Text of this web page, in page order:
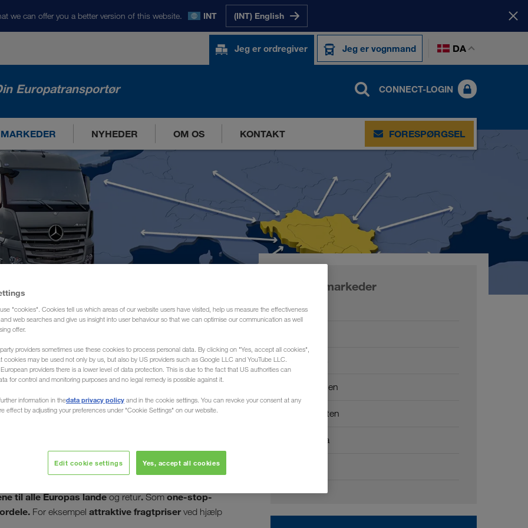
we can offer you a better version of this website. INT (INT) English
Jeg er ordregiver Jeg er vognmand DA
Europatransportør CONNECT-LOGIN
NYHEDER OM OS KONTAKT FORESPØRGSEL
(Spedition)
til
Bosnien-Hercegovina, Kosovo, Montenegro,
din Europatransportør, organiserer
til alle Europas landeog retur.Somone-stop-
For eksempel attraktive fragtpriser ved hjælp
Vores markeder
Europa
Centralasien
Mellemøsten
Nordafrika
"cookies". Cookies tell us which areas of our website users have visited, help us measure the effectiveness
web searches and give us insight into user behaviour so that we can optimise our communication as well
offer.
providers sometimes use these cookies to process personal data. By clicking on "Yes, accept all cookies",
cookies may be used not only by us, but also by US providers such as Google LLC and YouTube LLC.
providers there is a lower level of data protection. This is due to the fact that US authorities can
for control and monitoring purposes and no legal remedy is possible against it.
information in thedata privacy policy and in the cookie settings. You can revoke your consent at any
effect by adjusting your preferences under "Cookie Settings" on our website.
Edit cookie settings Yes, accept all cookies